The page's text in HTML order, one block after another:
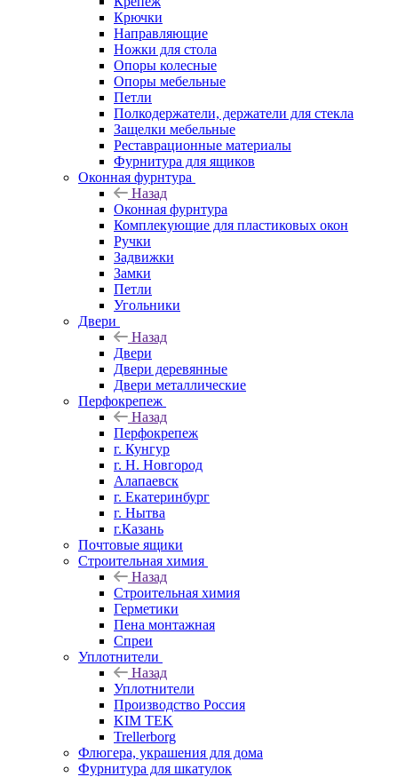
Крючки
Направляющие
Ножки для стола
Опоры колесные
Опоры мебельные
Петли
Полкодержатели, держатели для стекла
Защелки мебельные
Реставрационные материалы
Фурнитура для ящиков
Оконная фурнтура
Назад
Оконная фурнтура
Комплекующие для пластиковых окон
Ручки
Задвижки
Замки
Петли
Угольники
Двери
Назад
Двери
Двери деревянные
Двери металлические
Перфокрепеж
Назад
Перфокрепеж
г. Кунгур
г. Н. Новгород
Алапаевск
г. Екатеринбург
г. Нытва
г.Казань
Почтовые ящики
Строительная химия
Назад
Строительная химия
Герметики
Пена монтажная
Спреи
Уплотнители
Назад
Уплотнители
Производство Россия
KIM TEK
Trellerborg
Флюгера, украшения для дома
Фурнитура для шкатулок